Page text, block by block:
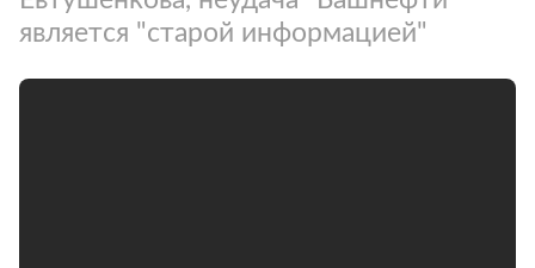
является "старой информацией"